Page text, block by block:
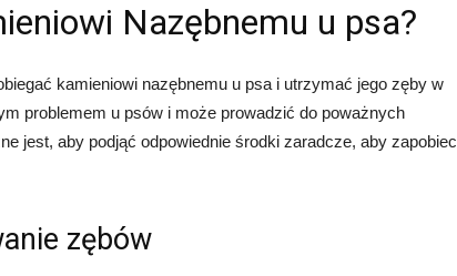
Nazębnemu u psa?
kamieniowi nazębnemu u psa i utrzymać jego zęby w
problemem u psów i może prowadzić do poważnych
jest, aby podjąć odpowiednie środki zaradcze, aby zapobiec
zębów